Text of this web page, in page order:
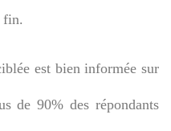
fin.
est bien informée sur
de 90% des répondants